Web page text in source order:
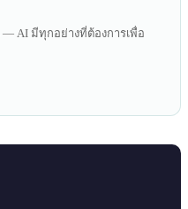
AI มีทุกอย่างที่ต้องการเพื่อ